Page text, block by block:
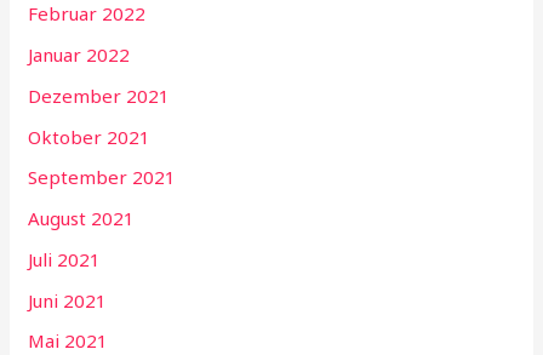
Februar 2022
Januar 2022
Dezember 2021
Oktober 2021
September 2021
August 2021
Juli 2021
Juni 2021
Mai 2021